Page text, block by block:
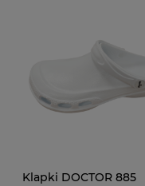
Klapki DOCTOR 885